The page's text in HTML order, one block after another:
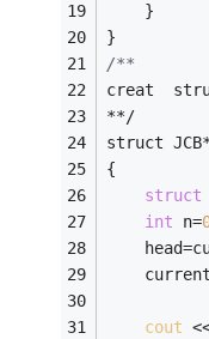
	}
}
/**
creat
**/
struct JCB*
{
struct
int n=
cout